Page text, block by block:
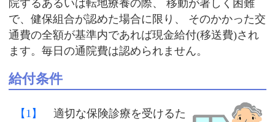
院するあるいは転地療養の際、 移動が著しく困難
で、健保組合が認めた場合に限り、 そのかかった交
通費の全額が基準内であれば現金給付(移送費)され
ます。毎日の通院費は認められません。
給付条件
【1】
適切な保険診療を受けるた